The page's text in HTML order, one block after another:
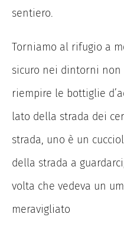
sentiero.
Torniamo al rifugio a
sicuro nei dintorni non
riempire le bottiglie
lato della strada dei
strada, uno è un
della strada a
volta che vedeva un
meravigliato